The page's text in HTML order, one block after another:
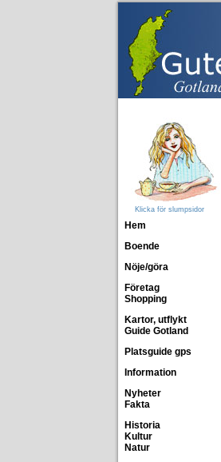
Klicka för slumpsidor
Hem
Boende
Nöje/göra
Företag
Shopping
Kartor, utflykt
Guide Gotland
Platsguide gps
Information
Nyheter
Fakta
Historia
Kultur
Natur